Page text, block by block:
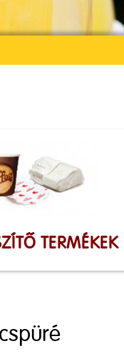
TERMÉKEK